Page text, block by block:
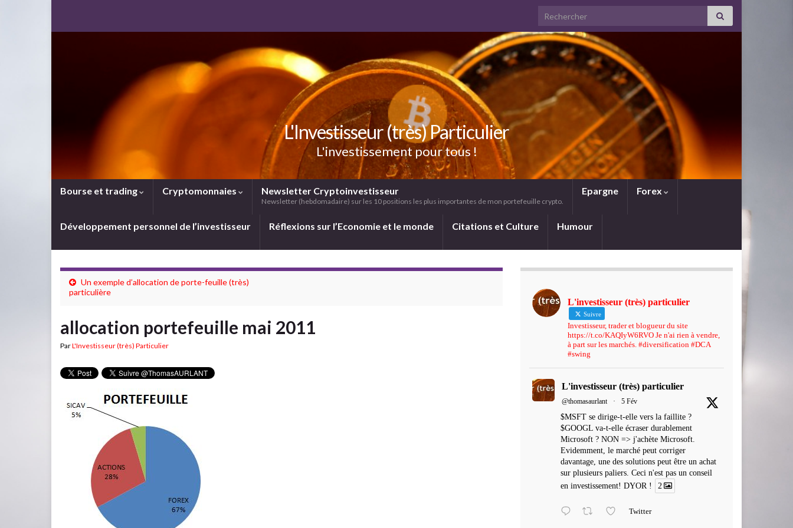
Search for:
L'Investisseur (très) Particulier
L'investissement pour tous !
Bourse et trading Cryptomonnaies Newsletter Cryptoinvestisseur
Newsletter (hebdomadaire) sur les 10 positions les plus importantes de mon portefeuille crypto.
Epargne Forex
Développement personnel de l’investisseur Réflexions sur l’Economie et le monde Citations et Culture Humour
Un exemple d’allocation de porte-feuille (très)
particulière
allocation portefeuille mai 2011
ParL'Investisseur (très) Particulier
L'investisseur (très) particulier
Suivre
Investisseur, trader et blogueur du site
https://t.co/KAQIyW6RVO Je n'ai rien à vendre,
à part sur les marchés. #diversification #DCA
#swing
L'investisseur (très) particulier
@thomasaurlant · 5 Fév
$MSFT se dirige-t-elle vers la faillite ?
$GOOGL va-t-elle écraser durablement
Microsoft ? NON => j'achète Microsoft.
Evidemment, le marché peut corriger
davantage, une des solutions peut être un achat
sur plusieurs paliers. Ceci n'est pas un conseil
en investissement! DYOR !
2
Twitter